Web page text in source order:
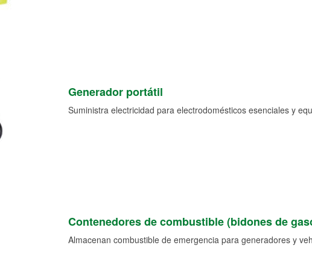
Generador portátil
Suministra electricidad para electrodomésticos esenciales y
Contenedores de combustible (bidones de
Almacenan combustible de emergencia para generadores y